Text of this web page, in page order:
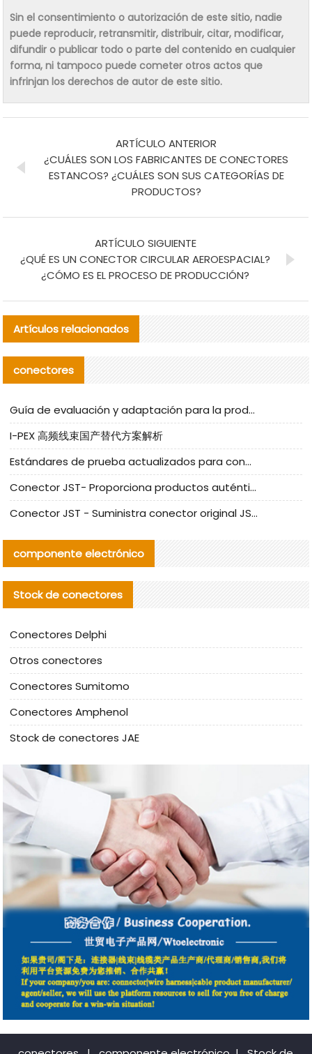
Sin el consentimiento o autorización de este sitio, nadie
puede reproducir, retransmitir, distribuir, citar, modificar,
difundir o publicar todo o parte del contenido en cualquier
forma, ni tampoco puede cometer otros actos que
infrinjan los derechos de autor de este sitio.
ARTÍCULO ANTERIOR
¿CUÁLES SON LOS FABRICANTES DE CONECTORES
ESTANCOS? ¿CUÁLES SON SUS CATEGORÍAS DE
PRODUCTOS?
ARTÍCULO SIGUIENTE
¿QUÉ ES UN CONECTOR CIRCULAR AEROESPACIAL?
¿CÓMO ES EL PROCESO DE PRODUCCIÓN?
Artículos relacionados
conectores
Guía de evaluación y adaptación para la producción en serie de componentes de cables nacionales para CNC Tech
I-PEX 高频线束国产替代方案解析
Estándares de prueba actualizados para conectores nacionales bajo la referencia de CLIFF
Conector JST- Proporciona productos auténticos y alternativos del conector JST NSHR-02V-S
Conector JST - Suministra conector original JST GHR-09V-S | productos alternativos
componente electrónico
Stock de conectores
Conectores Delphi
Otros conectores
Conectores Sumitomo
Conectores Amphenol
Stock de conectores JAE